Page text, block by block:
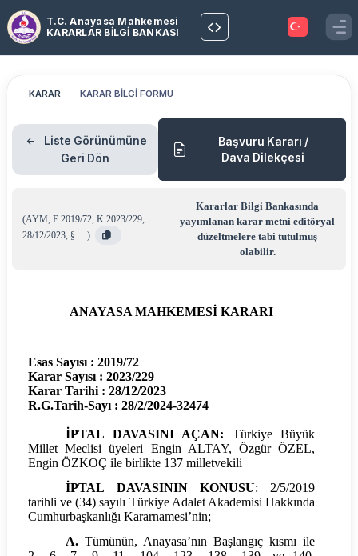
T.C. Anayasa Mahkemesi
KARARLAR BİLGİ BANKASI
KARAR KARAR BİLGİ FORMU
Liste Görünümüne
Geri Dön
Başvuru Kararı /
Dava Dilekçesi
(AYM, E.2019/72, K.2023/229,
28/12/2023, § …)
Kararlar Bilgi Bankasında
yayımlanan karar metni editöryal
düzeltmelere tabi tutulmuş
olabilir.